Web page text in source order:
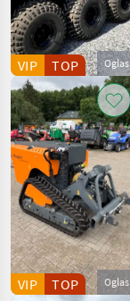
Oglas
VIP TOP
Oglas
VIP TOP